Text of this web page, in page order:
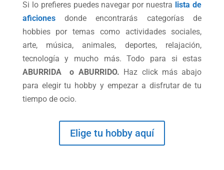
Si lo prefieres puedes navegar por nuestra lista de
aficionesdonde encontrarás categorías de
hobbies por temas como actividades sociales,
arte, música, animales, deportes, relajación,
tecnología y mucho más. Todo para si estas
ABURRIDA o ABURRIDO. Haz click más abajo
para elegir tu hobby y empezar a disfrutar de tu
tiempo de ocio.
Elige tu hobby aquí